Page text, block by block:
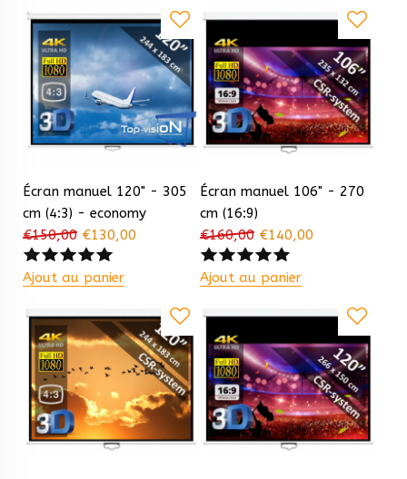
Écran manuel 120" - 305
cm (4:3) - economy
€150,00 €130,00
Ajout au panier
Écran manuel 106" - 270
cm (16:9)
€160,00 €140,00
Ajout au panier